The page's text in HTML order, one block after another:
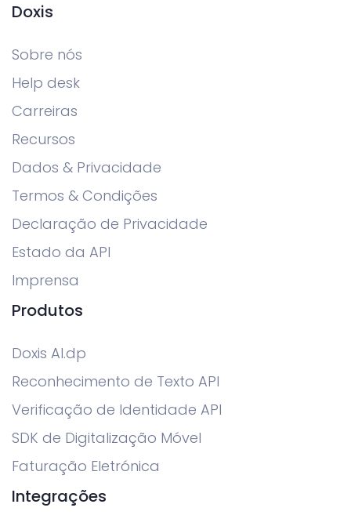
Doxis
Sobre nós
Help desk
Carreiras
Recursos
Dados & Privacidade
Termos & Condições
Declaração de Privacidade
Estado da API
Imprensa
Produtos
Doxis AI.dp
Reconhecimento de Texto API
Verificação de Identidade API
SDK de Digitalização Móvel
Faturação Eletrónica
Integrações